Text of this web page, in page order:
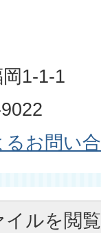
1-1-1
るお問い
イルを閲